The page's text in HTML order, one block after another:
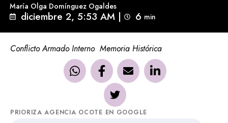
María Olga Domínguez Ogaldes
diciembre 2, 5:53 AM | 6 min
Conflicto Armado Interno Memoria Histórica
PRIORIZA AGENCIA OCOTE EN GOOGLE